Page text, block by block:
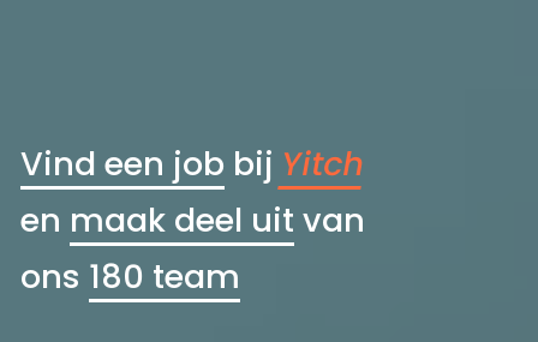
Vind een job bij Yitch
en maak deel uit van
ons 180 team